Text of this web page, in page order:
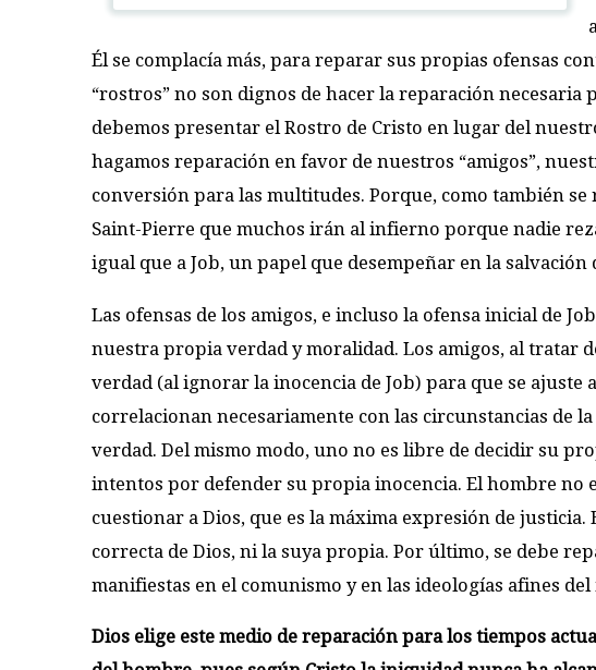
Él se complacía más, para reparar sus propias ofensas
“rostros” no son dignos de hacer la reparación necesaria
debemos presentar el Rostro de Cristo en lugar del
hagamos reparación en favor de nuestros “amigos”,
conversión para las multitudes. Porque, como también
Saint-Pierre que muchos irán al infierno porque nadie
igual que a Job, un papel que desempeñar en la salvación
Las ofensas de los amigos, e incluso la ofensa inicial de
nuestra propia verdad y moralidad. Los amigos, al tratar
verdad (al ignorar la inocencia de Job) para que se ajuste
correlacionan necesariamente con las circunstancias de
verdad. Del mismo modo, uno no es libre de decidir su
intentos por defender su propia inocencia. El hombre no
cuestionar a Dios, que es la máxima expresión de
correcta de Dios, ni la suya propia. Por último, se debe
manifiestas en el comunismo y en las ideologías afines del
Dios elige este medio de reparación para los tiempos